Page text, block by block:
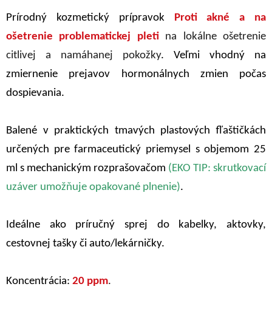
Prírodný kozmetický prípravok
Proti akné a na
ošetrenie problematickej pleti na lokálne ošetrenie
citlivej a namáhanej pokožky. Veľmi vhodný na
zmiernenie prejavov hormonálnych zmien počas
dospievania.
Balené v praktických tmavých plastových fľaštičkách
určených pre farmaceutický priemysel s objemom 25
ml s mechanickým rozprašovačom (EKO TIP: skrutkovací
uzáver umožňuje opakované plnenie).
Ideálne ako príručný sprej do kabelky, aktovky,
cestovnej tašky či auto/lekárničky.
Koncentrácia: 20 ppm.